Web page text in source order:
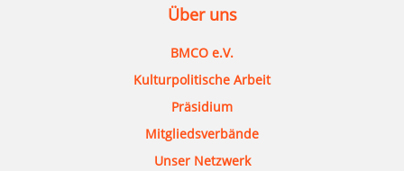
Über uns
BMCO e.V.
Kulturpolitische Arbeit
Präsidium
Mitgliedsverbände
Unser Netzwerk